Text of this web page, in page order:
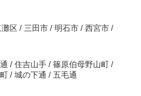
区 / 三田市 / 明石市 / 西宮市 /
/ 住吉山手 / 篠原伯母野山町 /
/ 城の下通 / 五毛通